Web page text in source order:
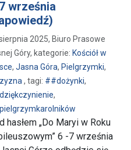
września
2025, Biuro Prasowe
Góry, kategorie: Kościół w
, Jasna Góra, Pielgrzymki,
, tagi: ##dożynki,
,
hasłem „Do Maryi w Roku
6 -7 września